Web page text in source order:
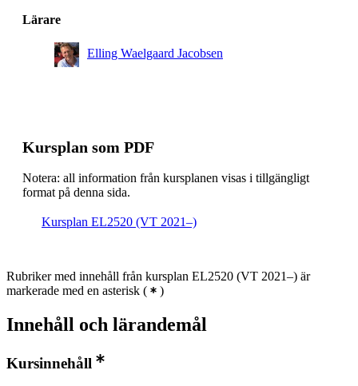
Obligatorisk
Masterprogram, fordonsteknik, åk 1, Villkorligt valfri
Lärare
Elling Waelgaard Jacobsen
Kursplan som PDF
Notera: all information från kursplanen visas i tillgängligt
format på denna sida.
Kursplan EL2520 (VT 2021–)
Rubriker med innehåll från kursplan EL2520 (VT 2021–) är
markerade med en asterisk ( )
Innehåll och lärandemål
Kursinnehåll